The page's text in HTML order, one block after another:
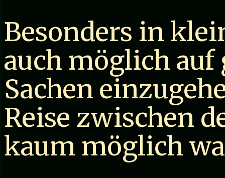
Besonders in
auch möglich
Sachen
Reise zwischen
kaum möglich